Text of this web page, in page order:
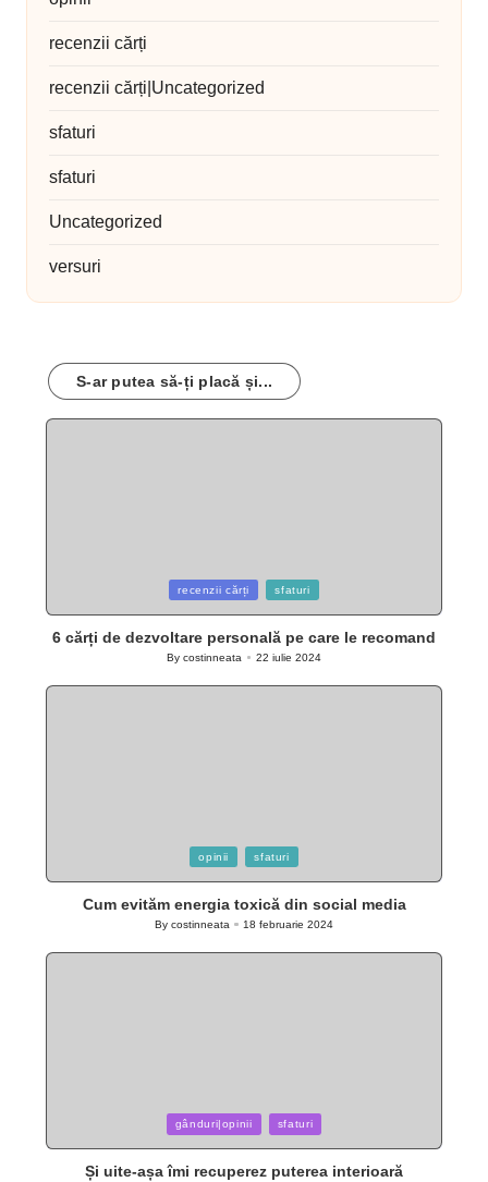
recenzii cărți
recenzii cărți|Uncategorized
sfaturi
sfaturi
Uncategorized
versuri
S-ar putea să-ți placă și...
in
recenzii cărți sfaturi
6 cărți de dezvoltare personală pe care le recomand
Posted
Bycostinneata 22 iulie 2024
in
opinii sfaturi
Cum evităm energia toxică din social media
Posted
By costinneata 18 februarie 2024
in
gânduri|opinii sfaturi
Și uite-așa îmi recuperez puterea interioară